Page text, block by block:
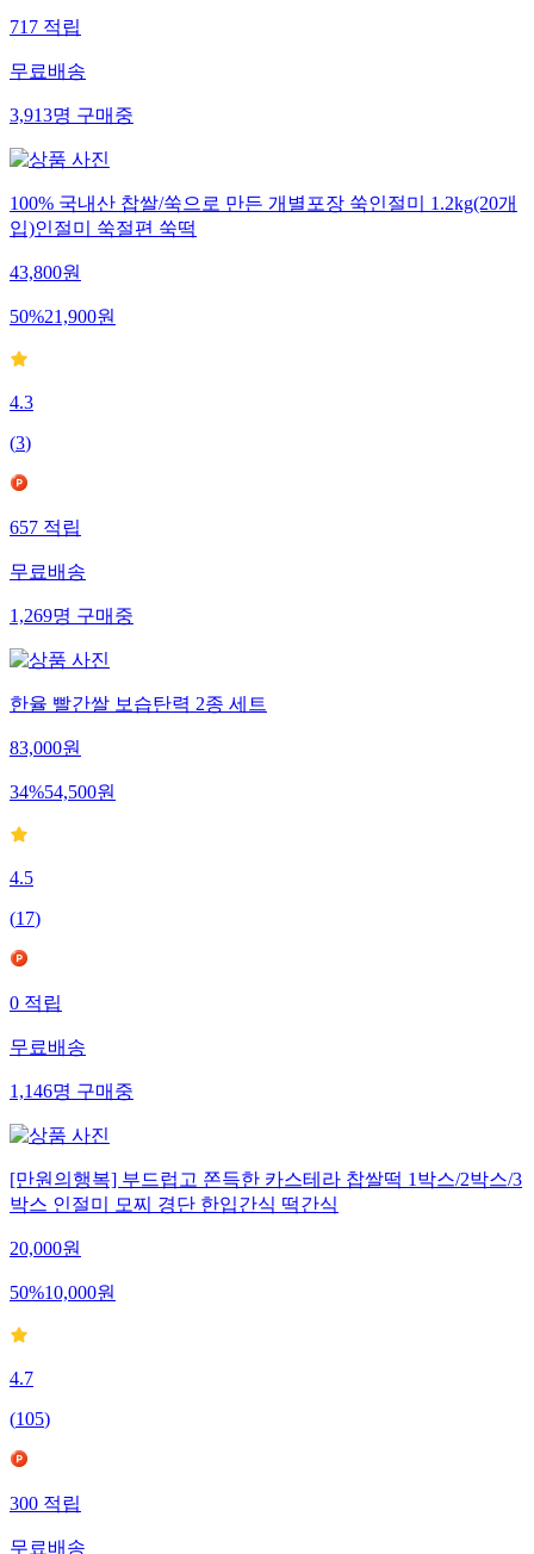
717 적립
무료배송
3,913명 구매중
100% 국내산 찹쌀/쑥으로 만든 개별포장 쑥인절미 1.2kg(20개
입)인절미 쑥절편 쑥떡
43,800원
50%21,900원
4.3
(3)
657 적립
무료배송
1,269명 구매중
한율 빨간쌀 보습탄력 2종 세트
83,000원
34%54,500원
4.5
(17)
0 적립
무료배송
1,146명 구매중
[만원의행복] 부드럽고 쫀득한 카스테라 찹쌀떡 1박스/2박스/3
박스 인절미 모찌 경단 한입간식 떡간식
20,000원
50%10,000원
4.7
(105)
300 적립
무료배송